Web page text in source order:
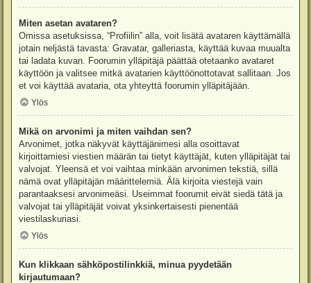
Miten asetan avataren?
Omissa asetuksissa, “Profiilin” alla, voit lisätä avataren käyttämällä
jotain neljästä tavasta: Gravatar, galleriasta, käyttää kuvaa muualta
tai ladata kuvan. Foorumin ylläpitäjä päättää otetaanko avataret
käyttöön ja valitsee mitkä avatarien käyttöönottotavat sallitaan. Jos
et voi käyttää avataria, ota yhteyttä foorumin ylläpitäjään.
Ylös
Mikä on arvonimi ja miten vaihdan sen?
Arvonimet, jotka näkyvät käyttäjänimesi alla osoittavat
kirjoittamiesi viestien määrän tai tietyt käyttäjät, kuten ylläpitäjät tai
valvojat. Yleensä et voi vaihtaa minkään arvonimen tekstiä, sillä
nämä ovat ylläpitäjän määrittelemiä. Älä kirjoita viestejä vain
parantaaksesi arvonimeäsi. Useimmat foorumit eivät siedä tätä ja
valvojat tai ylläpitäjät voivat yksinkertaisesti pienentää
viestilaskuriasi.
Ylös
Kun klikkaan sähköpostilinkkiä, minua pyydetään
kirjautumaan?